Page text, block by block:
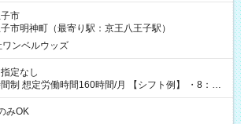
市
市明神町（最寄り駅：京王八王子駅）
ワンベルウッズ
定なし
定労働時間160時間/月 【シフト例】 ・8：00
みOK